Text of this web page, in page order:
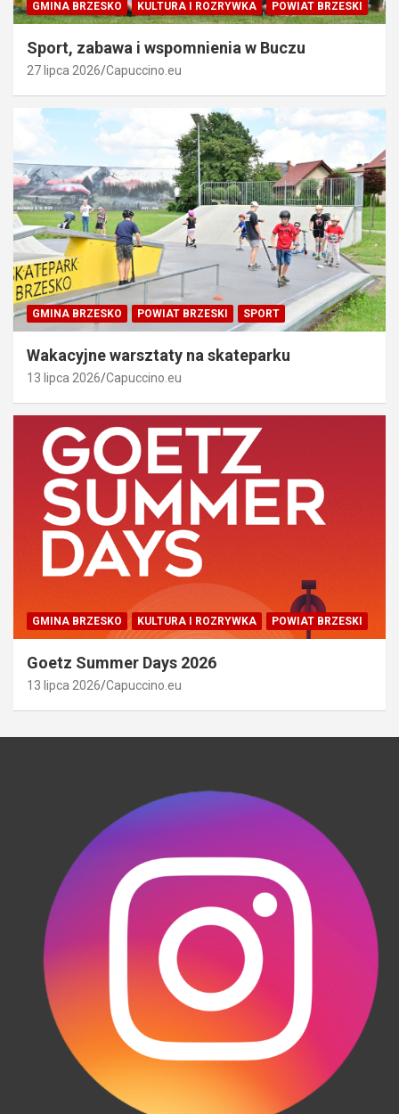
GMINA BRZESKO KULTURA I ROZRYWKA POWIAT BRZESKI
Sport, zabawa i wspomnienia w Buczu
27 lipca 2026 Capuccino.eu
GMINA BRZESKO POWIAT BRZESKI SPORT
Wakacyjne warsztaty na skateparku
13 lipca 2026 Capuccino.eu
GMINA BRZESKO KULTURA I ROZRYWKA POWIAT BRZESKI
Goetz Summer Days 2026
13 lipca 2026 Capuccino.eu